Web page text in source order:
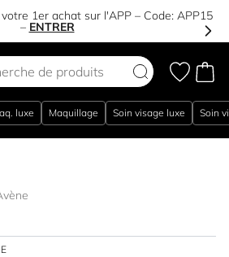
1er achat sur l'APP – Code: APP15
– ENTRER
luxe Maquillage Soin visage luxe Soin